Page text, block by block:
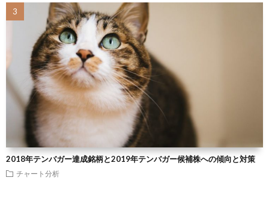
2018年テンバガー達成銘柄と2019年テンバガー候補株への傾向と対策
チャート分析